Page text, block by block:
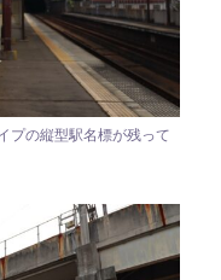
プの縦型駅名標が残って